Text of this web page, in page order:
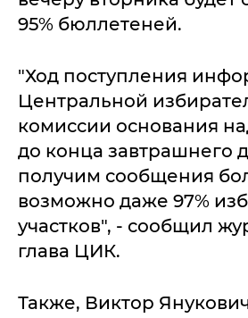
95% бюллетеней.
"Ход поступления
Центральной
комиссии основания
до конца завтрашнего
получим сообщения
возможно даже 97%
участков", - сообщил
глава ЦИК.
Также, Виктор